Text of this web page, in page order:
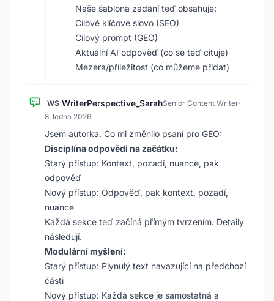
Naše šablona zadání teď obsahuje:
Cílové klíčové slovo (SEO)
Cílový prompt (GEO)
Aktuální AI odpověď (co se teď cituje)
Mezera/příležitost (co můžeme přidat)
WS WriterPerspective_SarahSenior Content Writer·
8. ledna 2026
Jsem autorka. Co mi změnilo psaní pro GEO:
Disciplína odpovědi na začátku:
Starý přístup: Kontext, pozadí, nuance, pak
odpověď
Nový přístup: Odpověď, pak kontext, pozadí,
nuance
Každá sekce teď začíná přímým tvrzením. Detaily
následují.
Modulární myšlení:
Starý přístup: Plynulý text navazující na předchozí
části
Nový přístup: Každá sekce je samostatná a